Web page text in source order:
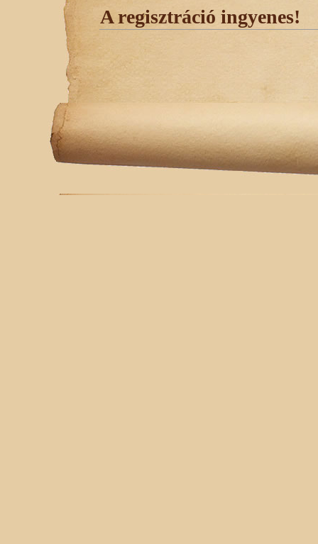
A regisztráció ingyenes!